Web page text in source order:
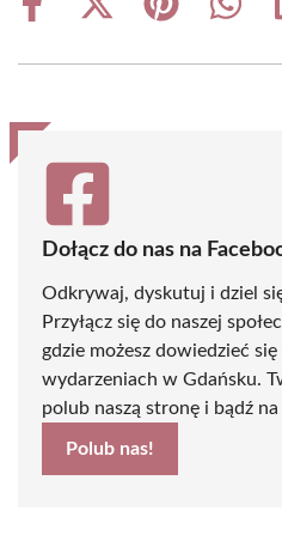
Share
Share
(Twitter)
Share
Share
Dołącz do nas na
Odkrywaj, dyskutuj i dziel
Przyłącz się do naszej
gdzie możesz dowiedzieć
wydarzeniach w Gdańsku.
polub naszą stronę i bądź na
Polub nas!